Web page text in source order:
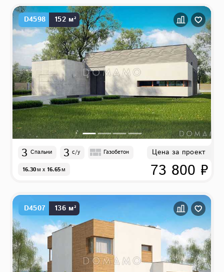
D4598 152 м²
3 Спальни 3 с/у Газобетон
16.30м x 16.65м
Цена за проект
73 800 ₽
D4507 136 м²